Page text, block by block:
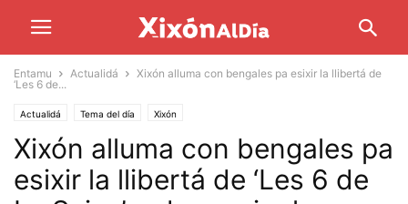
Entamu Actualidá
Xixón alluma con bengales pa esixir la llibertá de
‘Les 6 de...
Actualidá Tema del día Xixón
Xixón alluma con bengales pa
esixir la llibertá de ‘Les 6 de